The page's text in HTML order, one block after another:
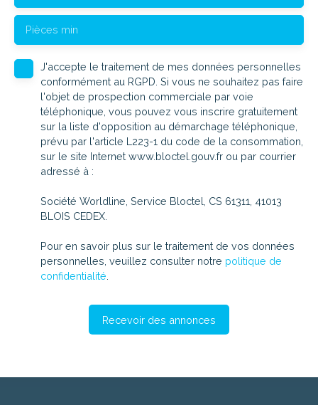
Pièces min
J'accepte le traitement de mes données personnelles
conformément au RGPD. Si vous ne souhaitez pas faire
l'objet de prospection commerciale par voie
téléphonique, vous pouvez vous inscrire gratuitement
sur la liste d'opposition au démarchage téléphonique,
prévu par l'article L223-1 du code de la consommation,
sur le site Internet www.bloctel.gouv.fr ou par courrier
adressé à :
Société Worldline, Service Bloctel, CS 61311, 41013
BLOIS CEDEX.
Pour en savoir plus sur le traitement de vos données
personnelles, veuillez consulter notre politique de
confidentialité
Recevoir des annonces